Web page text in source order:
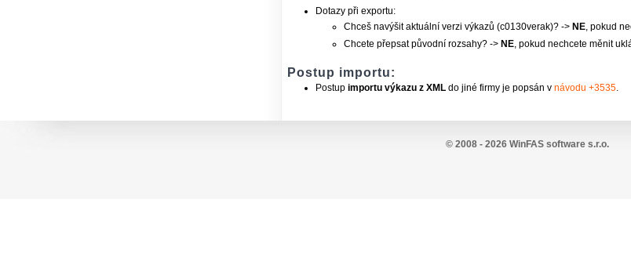
Dotazy při exportu:
Chceš navýšit aktuální verzi výkazů (c0130verak)? -> NE, pokud
Chcete přepsat původní rozsahy? -> NE, pokud nechcete měnit
Postup importu:
Postup importu výkazu z XMLdo jiné firmy je popsán v návodu +3535.
© 2008 - 2026 WinFAS software s.r.o.